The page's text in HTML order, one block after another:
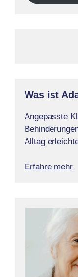
Was ist
Angepasste
Alltag
Erfahre mehr